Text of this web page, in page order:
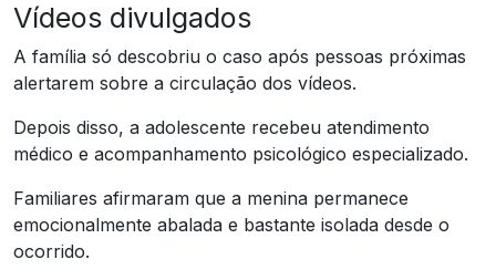
Vídeos divulgados
A família só descobriu o caso após pessoas próximas
alertarem sobre a circulação dos vídeos.
Depois disso, a adolescente recebeu atendimento
médico e acompanhamento psicológico especializado.
Familiares afirmaram que a menina permanece
emocionalmente abalada e bastante isolada desde o
ocorrido.